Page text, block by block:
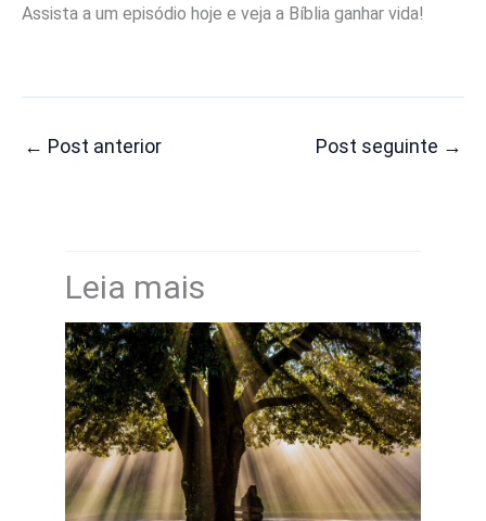
Assista a um episódio hoje e veja a Bíblia ganhar vida!
← Post anterior Post seguinte →
Leia mais